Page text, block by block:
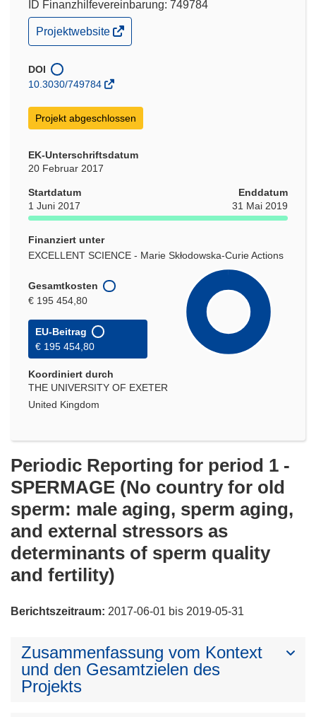
ID Finanzhilfevereinbarung: 749784
(öffnet
in
Fenster)
Projektwebsite
DOI
10.3030/749784
Projekt abgeschlossen
EK-Unterschriftsdatum
20 Februar 2017
Startdatum
1 Juni 2017
Enddatum
31 Mai 2019
Finanziert unter
EXCELLENT SCIENCE - Marie Skłodowska-Curie Actions
Gesamtkosten
€ 195 454,80
EU-Beitrag
€ 195 454,80
Koordiniert durch
THE UNIVERSITY OF EXETER
United Kingdom
Periodic Reporting for period 1 -
SPERMAGE (No country for old
sperm: male aging, sperm aging,
and external stressors as
determinants of sperm quality
and fertility)
Berichtszeitraum: 2017-06-01 bis 2019-05-31
Zusammenfassung vom Kontext
und den Gesamtzielen des
Projekts